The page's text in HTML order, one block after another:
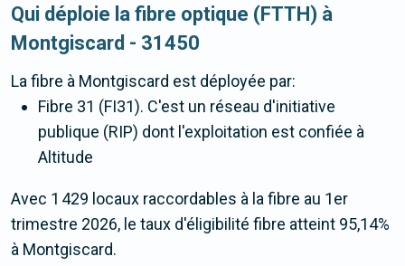
Qui déploie la fibre optique (FTTH) à
Montgiscard - 31450
La fibre à Montgiscard est déployée par:
Fibre 31 (FI31). C'est un réseau d'initiative
publique (RIP) dont l'exploitation est confiée à
Altitude
Avec 1 429 locaux raccordables à la fibre au 1er
trimestre 2026, le taux d'éligibilité fibre atteint 95,14%
à Montgiscard.